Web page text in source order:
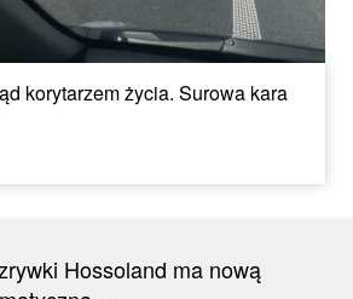
korytarzem życia. Surowa kara
Hossoland ma nową